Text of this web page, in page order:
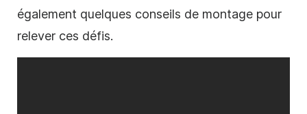
également quelques conseils de montage pour
relever ces défis.